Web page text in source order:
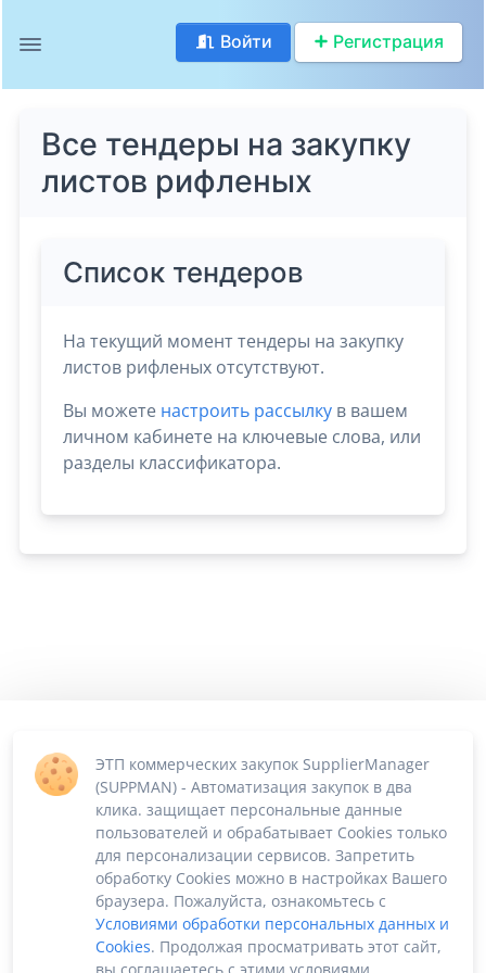
Войти Регистрация
Все тендеры на закупку
листов рифленых
Список тендеров
На текущий момент тендеры на закупку
листов рифленых отсутствуют.
Вы можете настроить рассылку в вашем
личном кабинете на ключевые слова, или
разделы классификатора.
ЭТП коммерческих закупок SupplierManager
(SUPPMAN) - Автоматизация закупок в два
клика. защищает персональные данные
пользователей и обрабатывает Cookies только
для персонализации сервисов. Запретить
обработку Cookies можно в настройках Вашего
браузера. Пожалуйста, ознакомьтесь с
Условиями обработки персональных данных и
Cookies. Продолжая просматривать этот сайт,